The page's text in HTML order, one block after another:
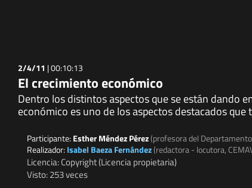
2/4/11 |00:10:13
El crecimiento económico
Dentro los distintos aspectos que se están dando
económico es uno de los aspectos destacados
Participante: Esther Méndez Pérez(profesora del
Realizador: Isabel Baeza Fernández(redactora - locutora,
Licencia: Copyright (Licencia propietaria)
Visto: 253 veces